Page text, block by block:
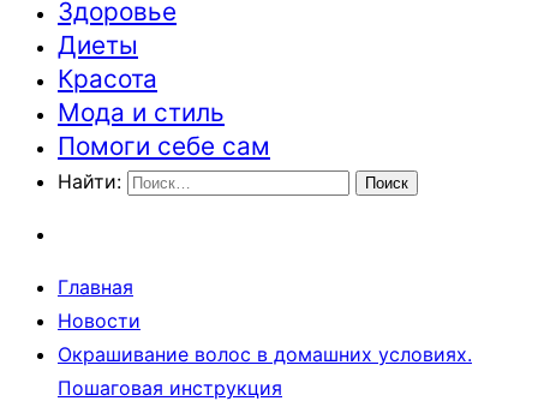
Траектория здоровья и красоты
Здоровье
Диеты
Красота
Мода и стиль
Помоги себе сам
Найти:
Главная
Новости
Окрашивание волос в домашних условиях.
Пошаговая инструкция